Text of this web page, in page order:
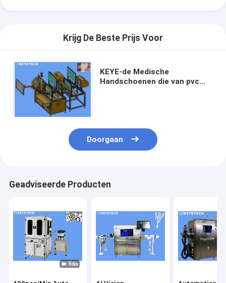
Krijg De Beste Prijs Voor
KEYE-de Medische
Handschoenen die van pvc
Doorgaan
Geadviseerde Producten